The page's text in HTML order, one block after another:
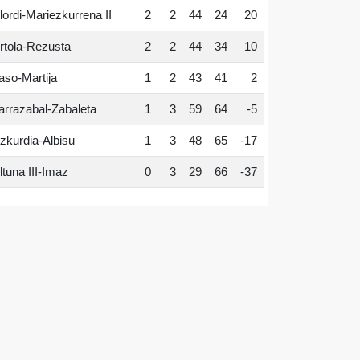
Mariezkurrena II 2 2 44 24 20
Rezusta 2 2 44 34 10
Martija 1 2 43 41 2
Zabaleta 1 3 59 64 -5
Albisu 1 3 48 65 -17
III-Imaz 0 3 29 66 -37